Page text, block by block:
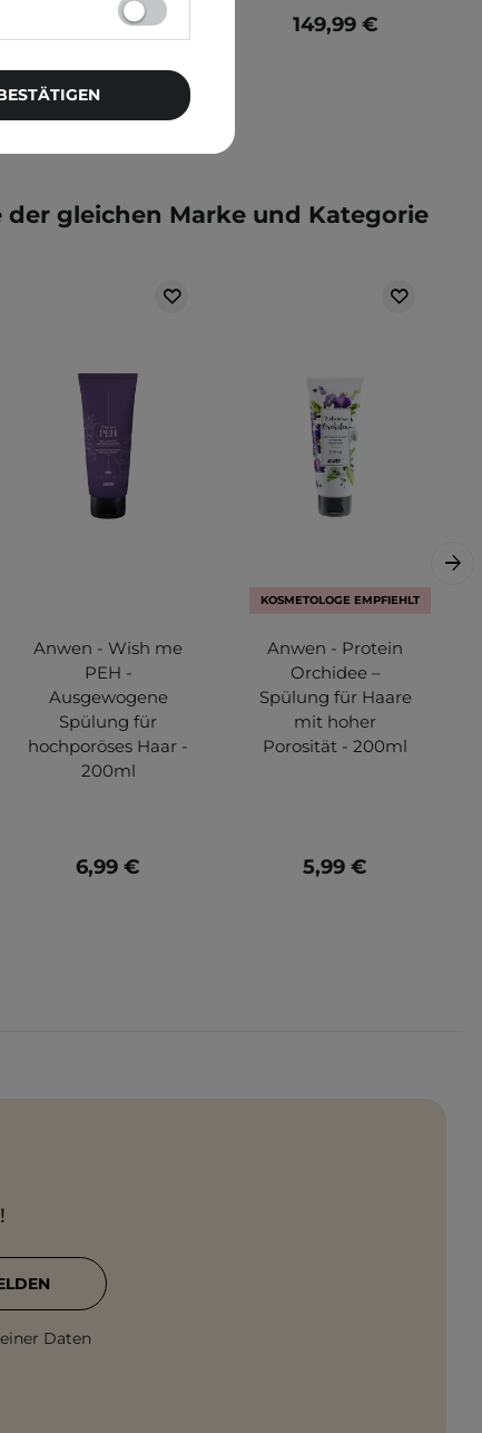
15,99 € 149,99 €
gleichen Marke und Kategorie
Anwen - Wish me
PEH -
Ausgewogene
Spülung für
hochporöses Haar -
200ml
6,99 €
KOSMETOLOGE EMPFIEHLT
Anwen - Protein
Orchidee –
Spülung für Haare
mit hoher
Porosität - 200ml
5,99 €
Daten